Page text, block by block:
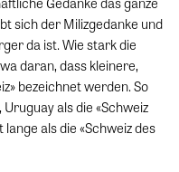
sich der Milizgedanke und
da ist. Wie stark die
daran, dass kleinere,
bezeichnet werden. So
als die «Schweiz
als die «Schweiz des